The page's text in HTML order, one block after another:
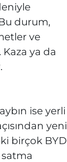
durum,
ve
ya da
ise yerli
yeni
birçok BYD